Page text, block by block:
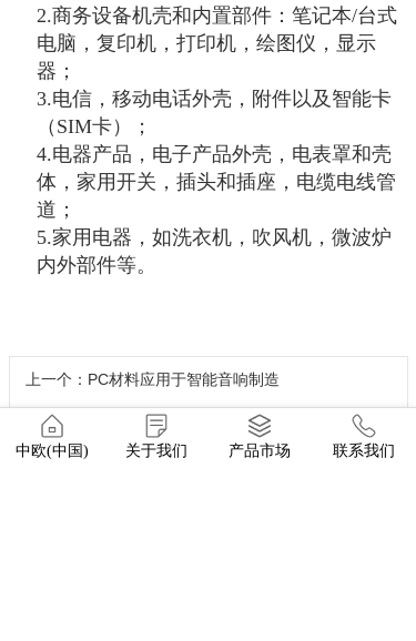
2.商务设备机壳和内置部件：笔记本/台式
电脑，复印机， 打印机，绘图仪，显示
器；
3.电信，移动电话外壳，附件以及智能卡
（SIM卡）；
4.电器产品，电子产品外壳，电表罩和壳
体，家用开关，插头和插座， 电缆电线管
道；
5.家用电器，如洗衣机，吹风机，微波炉
内外部件等。
上一个：PC材料应用于智能音响制造
下一个：PC手机后盖
中欧(中国) 关于我们 产品市场 联系我们